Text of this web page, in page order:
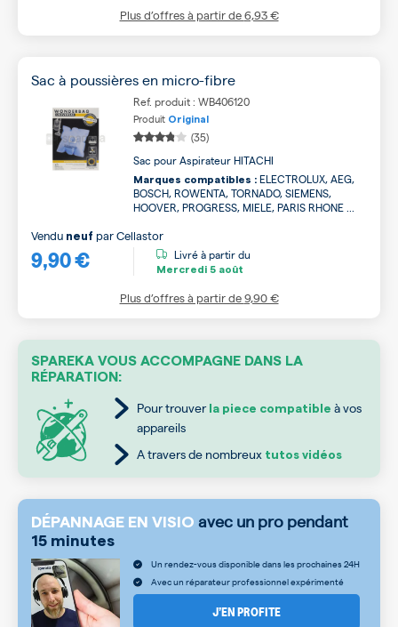
Plus d’offres à partir de6,93 €
Sac à poussières en micro-fibre
Ref. produit : WB406120
Produit Original
(35)
Sac pour Aspirateur HITACHI
Marques compatibles : ELECTROLUX, AEG,
BOSCH, ROWENTA, TORNADO, SIEMENS,
HOOVER, PROGRESS, MIELE, PARIS RHONE ...
9,90 €
Vendu neuf parCellastor
Livré à partir du
Mercredi 5 août
Plus d’offres à partir de9,90 €
SPAREKA VOUS ACCOMPAGNE DANS LA
RÉPARATION:
Pour trouver la piece compatible à vos
appareils
A travers de nombreux tutos vidéos
DÉPANNAGE EN VISIO avec un pro pendant
15 minutes
Un rendez-vous disponible dans les prochaines 24H
Avec un réparateur professionnel expérimenté
J’EN PROFITE